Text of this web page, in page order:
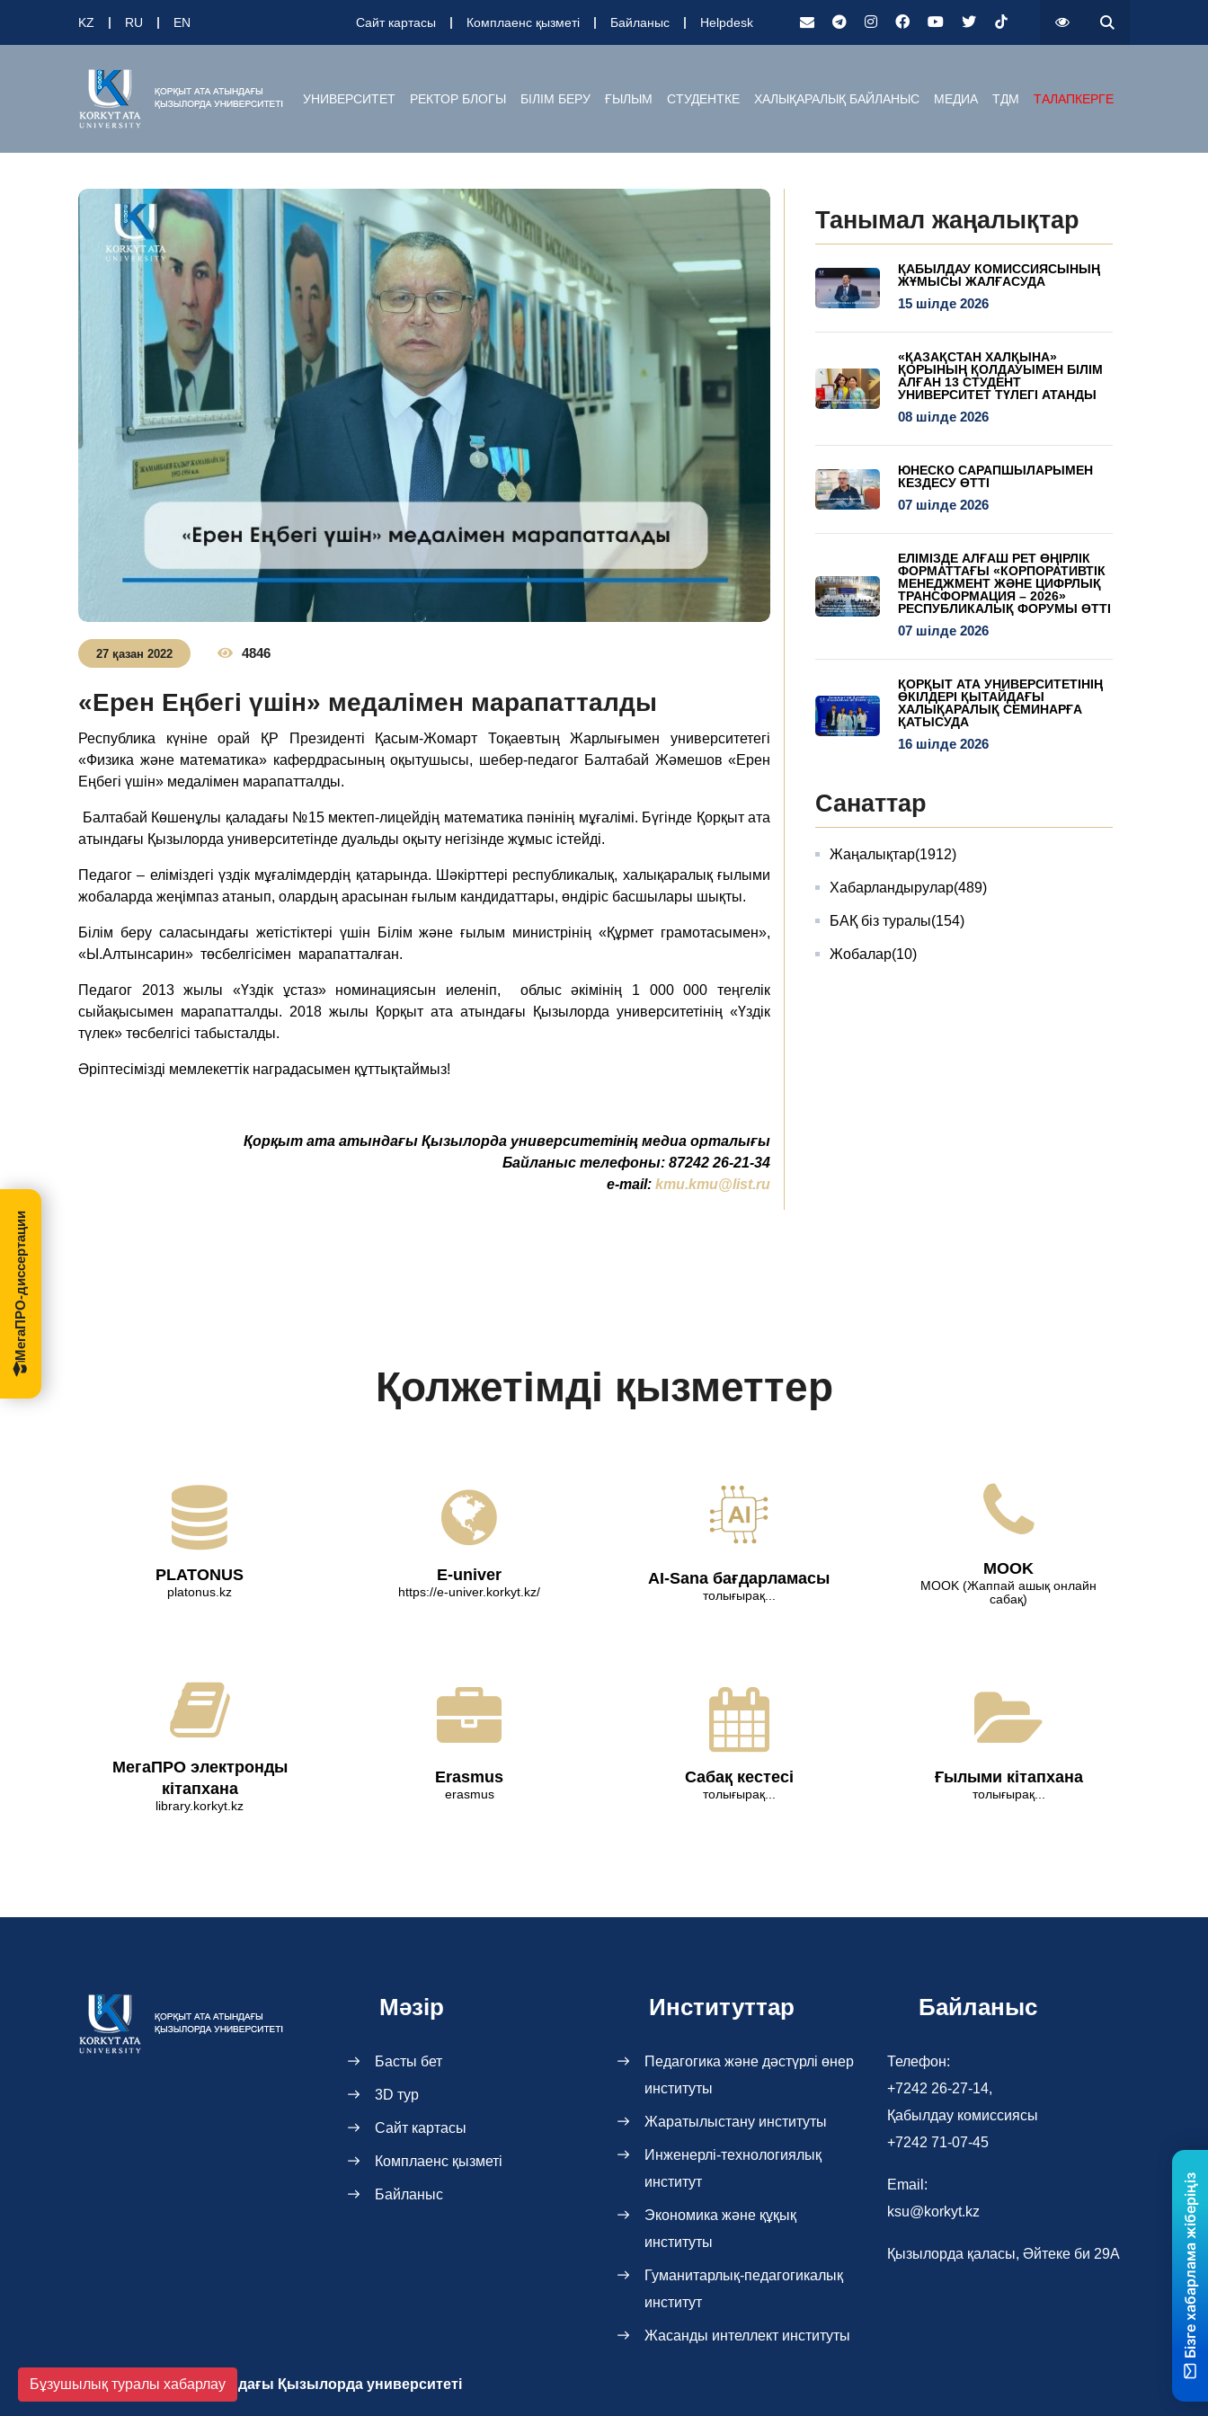
KZ RU EN Сайт картасы Комплаенс қызметі Байланыс Helpdesk
УНИВЕРСИТЕТ РЕКТОР БЛОГЫ БІЛІМ БЕРУ ҒЫЛЫМ СТУДЕНТКЕ ХАЛЫҚАРАЛЫҚ БАЙЛАНЫС МЕДИА ТДМ ТАЛАПКЕРГЕ
27 қазан 2022 4846
«Ерен Еңбегі үшін» медалімен марапатталды
Республика күніне орай ҚР Президенті Қасым-Жомарт Тоқаевтың Жарлығымен университетегі
«Физика және математика» кафердрасының оқытушысы, шебер-педагог Балтабай Жәмешов «Ерен
Еңбегі үшін» медалімен марапатталды.
Балтабай Көшенұлы қаладағы №15 мектеп-лицейдің математика пәнінің мұғалімі. Бүгінде Қорқыт ата
атындағы Қызылорда университетінде дуальды оқыту негізінде жұмыс істейді.
Педагог – еліміздегі үздік мұғалімдердің қатарында. Шәкірттері республикалық, халықаралық ғылыми
жобаларда жеңімпаз атанып, олардың арасынан ғылым кандидаттары, өндіріс басшылары шықты.
Білім беру саласындағы жетістіктері үшін Білім және ғылым министрінің «Құрмет грамотасымен»,
«Ы.Алтынсарин» төсбелгісімен марапатталған.
Педагог 2013 жылы «Үздік ұстаз» номинациясын иеленіп, облыс әкімінің 1 000 000 теңгелік
сыйақысымен марапатталды. 2018 жылы Қорқыт ата атындағы Қызылорда университетінің «Үздік
түлек» төсбелгісі табысталды.
Әріптесімізді мемлекеттік наградасымен құттықтаймыз!
Қорқыт ата атындағы Қызылорда университетінің медиа орталығы
Байланыс телефоны: 87242 26-21-34
e-mail: kmu.kmu@list.ru
Танымал жаңалықтар
ҚАБЫЛДАУ КОМИССИЯСЫНЫҢ
ЖҰМЫСЫ ЖАЛҒАСУДА
15 шілде 2026
«ҚАЗАҚСТАН ХАЛҚЫНА»
ҚОРЫНЫҢ ҚОЛДАУЫМЕН БІЛІМ
АЛҒАН 13 СТУДЕНТ
УНИВЕРСИТЕТ ТҮЛЕГІ АТАНДЫ
08 шілде 2026
ЮНЕСКО САРАПШЫЛАРЫМЕН
КЕЗДЕСУ ӨТТІ
07 шілде 2026
ЕЛІМІЗДЕ АЛҒАШ РЕТ ӨҢІРЛІК
ФОРМАТТАҒЫ «КОРПОРАТИВТІК
МЕНЕДЖМЕНТ ЖӘНЕ ЦИФРЛЫҚ
ТРАНСФОРМАЦИЯ – 2026»
РЕСПУБЛИКАЛЫҚ ФОРУМЫ ӨТТІ
07 шілде 2026
ҚОРҚЫТ АТА УНИВЕРСИТЕТІНІҢ
ӨКІЛДЕРІ ҚЫТАЙДАҒЫ
ХАЛЫҚАРАЛЫҚ СЕМИНАРҒА
ҚАТЫСУДА
16 шілде 2026
Санаттар
Жаңалықтар(1912)
Хабарландырулар(489)
БАҚ біз туралы(154)
Жобалар(10)
Қолжетімді қызметтер
PLATONUS
platonus.kz
E-univer
https://e-univer.korkyt.kz/
AI-Sana бағдарламасы
толығырақ...
МООK
МООK (Жаппай ашық онлайн
сабақ)
МегаПРО электронды
кітапхана
library.korkyt.kz
Erasmus
erasmus
Сабақ кестесі
толығырақ...
Ғылыми кітапхана
толығырақ...
Мәзір
Басты бет
3D тур
Сайт картасы
Комплаенс қызметі
Байланыс
Институттар
Педагогика және дәстүрлі өнер
институты
Жаратылыстану институты
Инженерлі-технологиялық
институт
Экономика және құқық
институты
Гуманитарлық-педагогикалық
институт
Жасанды интеллект институты
Байланыс
Телефон:
+7242 26-27-14,
Қабылдау комиссиясы
+7242 71-07-45
Email:
ksu@korkyt.kz
Қызылорда қаласы, Әйтеке би 29А
2026 Қорқыт Ата атындағы Қызылорда университеті
Бұзушылық туралы хабарлау
Бізге хабарлама жіберіңіз
МегаПРО-диссертации